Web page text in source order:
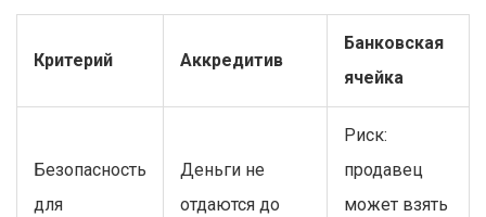
Критерий Аккредитив
Банковская
ячейка
Безопасность
для
Деньги не
отдаются до
Риск:
продавец
может взять